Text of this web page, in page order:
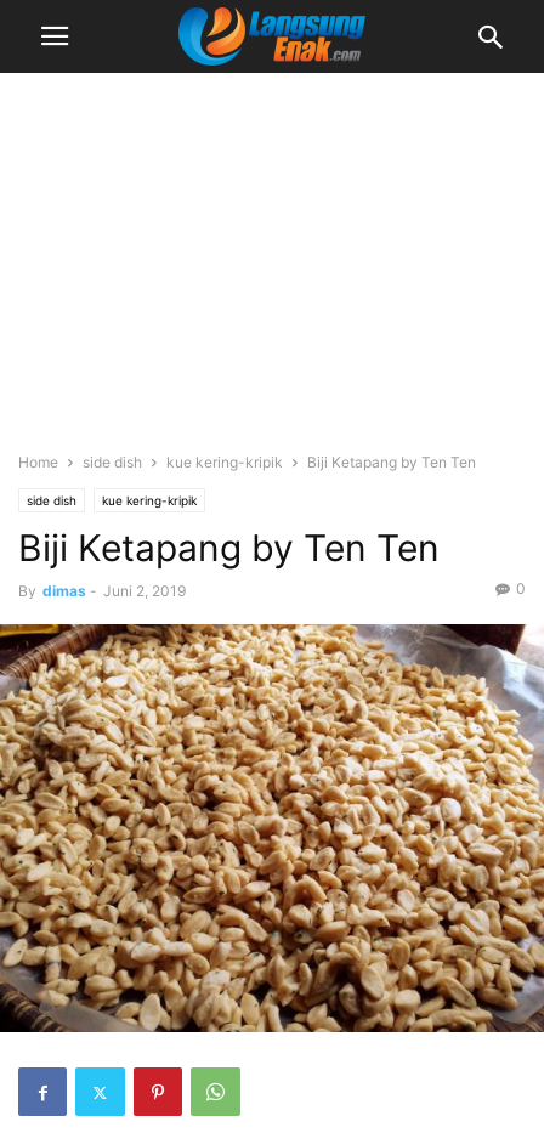
Home side dish kue kering-kripik Biji Ketapang by Ten Ten
side dish kue kering-kripik
Biji Ketapang by Ten Ten
By dimas - Juni 2, 2019 0